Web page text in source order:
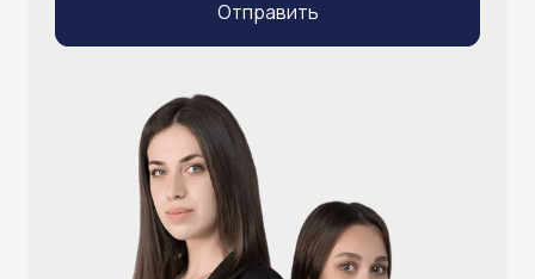
Видеонаблюдение
Принтеры чеков и этикеток
Штрихкодовое оборудование
Весовое оборудование
Счётчики валюты
Денежные ящики
Антикражные ворота